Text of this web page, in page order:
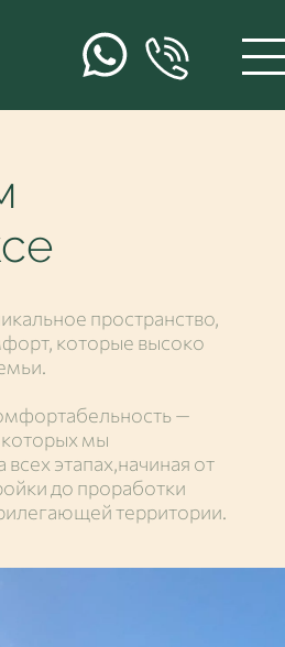
пространство,
которые высоко
—
мы
этапах,начиная от
до проработки
территории.